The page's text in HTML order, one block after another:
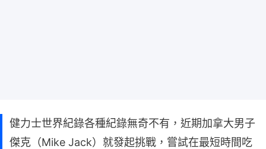
健力士世界紀錄各種紀錄無奇不有，近期加拿大男子
傑克（Mike Jack）就發起挑戰，嘗試在最短時間吃